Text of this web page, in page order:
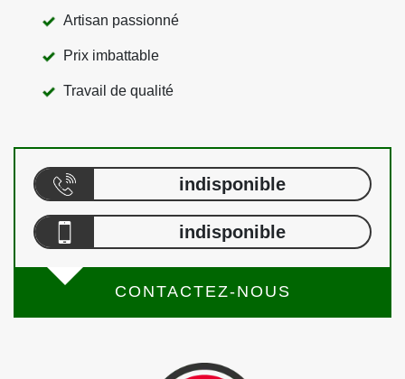
Artisan passionné
Prix imbattable
Travail de qualité
indisponible
indisponible
CONTACTEZ-NOUS